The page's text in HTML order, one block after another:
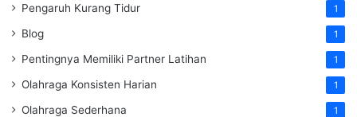
Pengaruh Kurang Tidur 1
Blog 1
Pentingnya Memiliki Partner Latihan 1
Olahraga Konsisten Harian 1
Olahraga Sederhana 1